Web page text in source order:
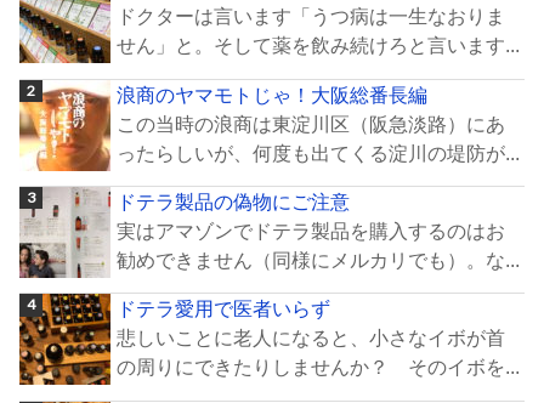
ドクターは言います「うつ病は一生なおりま
せん」と。そして薬を飲み続けろと言います...
浪商のヤマモトじゃ！大阪総番長編
この当時の浪商は東淀川区（阪急淡路）にあ
ったらしいが、何度も出てくる淀川の堤防が...
ドテラ製品の偽物にご注意
実はアマゾンでドテラ製品を購入するのはお
勧めできません（同様にメルカリでも）。な...
ドテラ愛用で医者いらず
悲しいことに老人になると、小さなイボが首
の周りにできたりしませんか？ そのイボを...